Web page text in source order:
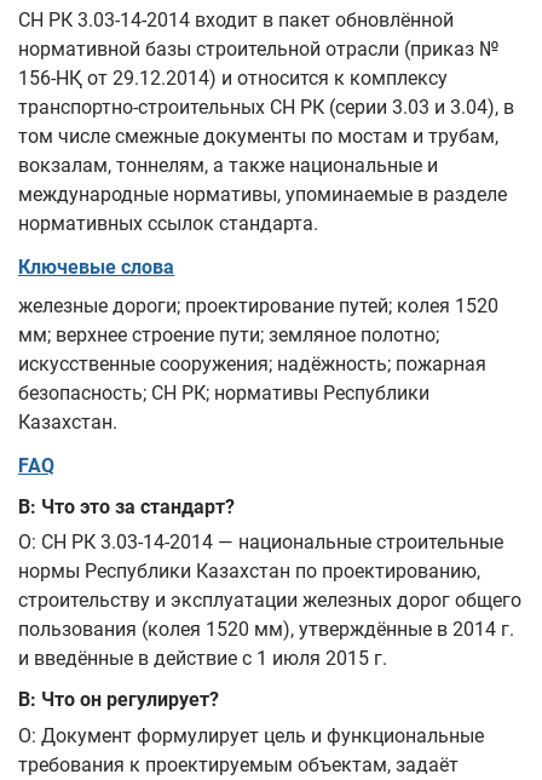
СН РК 3.03-14-2014 входит в пакет обновлённой
нормативной базы строительной отрасли (приказ №
156-НҚ от 29.12.2014) и относится к комплексу
транспортно-строительных СН РК (серии 3.03 и 3.04), в
том числе смежные документы по мостам и трубам,
вокзалам, тоннелям, а также национальные и
международные нормативы, упоминаемые в разделе
нормативных ссылок стандарта.
Ключевые слова
железные дороги; проектирование путей; колея 1520
мм; верхнее строение пути; земляное полотно;
искусственные сооружения; надёжность; пожарная
безопасность; СН РК; нормативы Республики
Казахстан.
FAQ
В: Что это за стандарт?
О: СН РК 3.03-14-2014 — национальные строительные
нормы Республики Казахстан по проектированию,
строительству и эксплуатации железных дорог общего
пользования (колея 1520 мм), утверждённые в 2014 г.
и введённые в действие с 1 июля 2015 г.
В: Что он регулирует?
О: Документ формулирует цель и функциональные
требования к проектируемым объектам, задаёт